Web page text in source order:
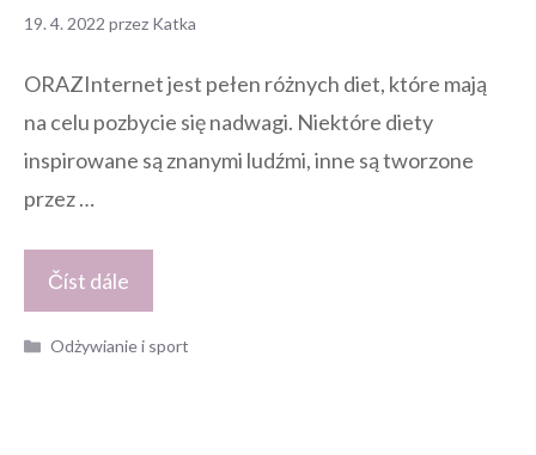
19. 4. 2022 przez Katka
ORAZInternet jest pełen różnych diet, które mają
na celu pozbycie się nadwagi. Niektóre diety
inspirowane są znanymi ludźmi, inne są tworzone
przez …
Číst dále
Kategorie
Odżywianie i sport